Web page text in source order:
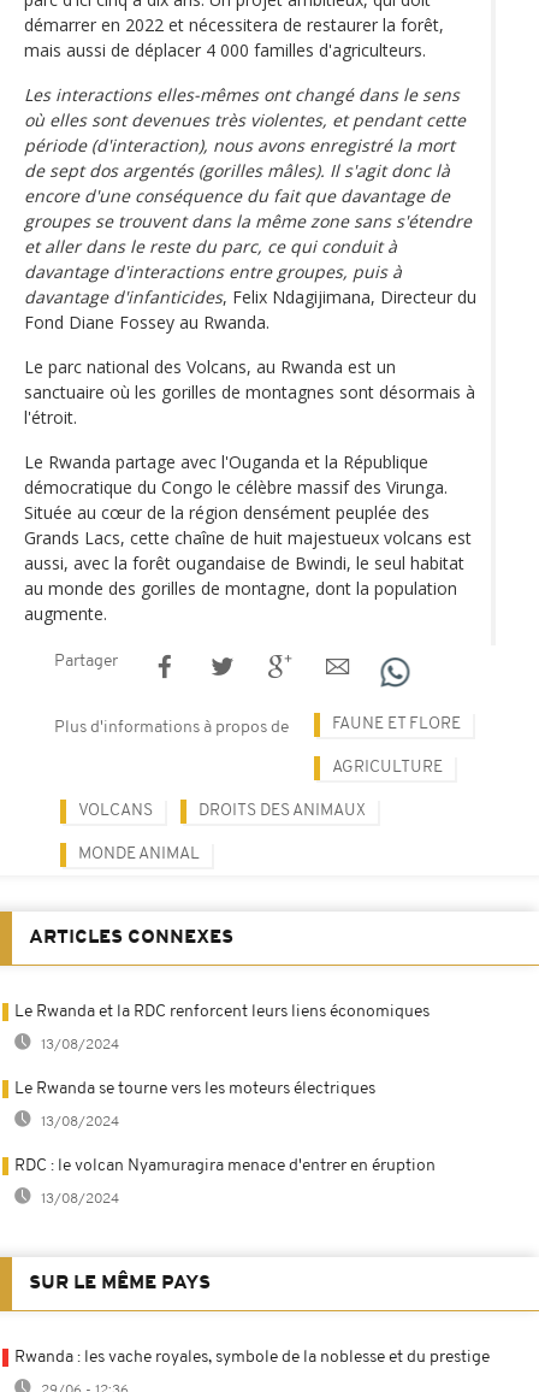
démarrer en 2022 et nécessitera de restaurer la forêt,
mais aussi de déplacer 4 000 familles d'agriculteurs.
Les interactions elles-mêmes ont changé dans le sens
où elles sont devenues très violentes, et pendant cette
période (d'interaction), nous avons enregistré la mort
de sept dos argentés (gorilles mâles). Il s'agit donc là
encore d'une conséquence du fait que davantage de
groupes se trouvent dans la même zone sans s'étendre
et aller dans le reste du parc, ce qui conduit à
davantage d'interactions entre groupes, puis à
davantage d'infanticides, Felix Ndagijimana, Directeur du
Fond Diane Fossey au Rwanda.
Le parc national des Volcans, au Rwanda est un
sanctuaire où les gorilles de montagnes sont désormais à
l'étroit.
Le Rwanda partage avec l'Ouganda et la République
démocratique du Congo le célèbre massif des Virunga.
Située au cœur de la région densément peuplée des
Grands Lacs, cette chaîne de huit majestueux volcans est
aussi, avec la forêt ougandaise de Bwindi, le seul habitat
au monde des gorilles de montagne, dont la population
augmente.
Partager
Plus d'informations à propos de FAUNE ET FLORE
AGRICULTURE
VOLCANS DROITS DES ANIMAUX
MONDE ANIMAL
ARTICLES CONNEXES
Le Rwanda et la RDC renforcent leurs liens économiques
13/08/2024
Le Rwanda se tourne vers les moteurs électriques
13/08/2024
RDC : le volcan Nyamuragira menace d'entrer en éruption
13/08/2024
SUR LE MÊME PAYS
Rwanda : les vache royales, symbole de la noblesse et du prestige